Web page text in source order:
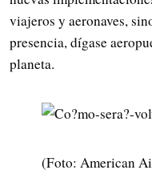
viajeros y aeronaves,
presencia, dígase
planeta.
(Foto: American